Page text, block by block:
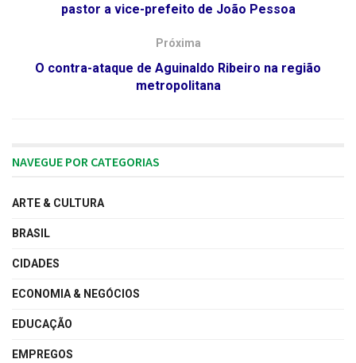
pastor a vice-prefeito de João Pessoa
Próxima
O contra-ataque de Aguinaldo Ribeiro na região
metropolitana
NAVEGUE POR CATEGORIAS
ARTE & CULTURA
BRASIL
CIDADES
ECONOMIA & NEGÓCIOS
EDUCAÇÃO
EMPREGOS